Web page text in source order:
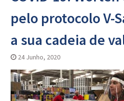
pelo protocolo V-
a sua cadeia de
24 Junho, 2020